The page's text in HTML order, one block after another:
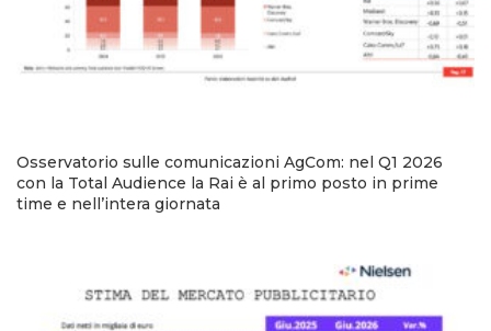
Osservatorio sulle comunicazioni AgCom: nel Q1 2026
con la Total Audience la Rai è al primo posto in prime
time e nell’intera giornata